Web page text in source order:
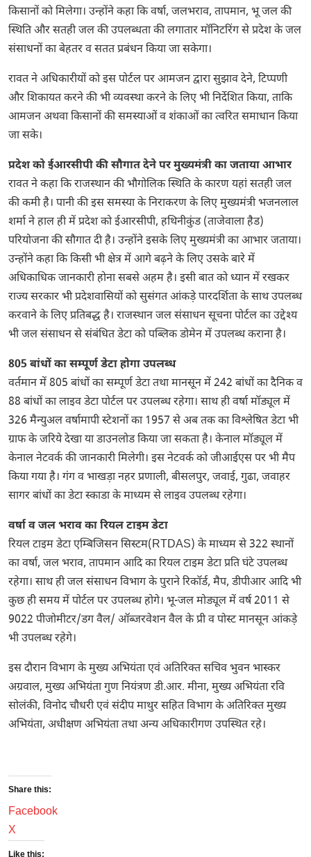
किसानों को मिलेगा। उन्होंने कहा कि वर्षा, जलभराव, तापमान, भू जल की
स्थिति और सतही जल की उपलब्धता की लगातार मॉनिटरिंग से प्रदेश के जल
संसाधनों का बेहतर व सतत प्रबंधन किया जा सकेगा।
रावत ने अधिकारीयों को इस पोर्टल पर आमजन द्वारा सुझाव देने, टिप्पणी
और शिकायत करने की भी व्यवस्था करने के लिए भी निर्देशित किया, ताकि
आमजन अथवा किसानों की समस्याओं व शंकाओं का त्वरित समाधान किया
जा सके।
प्रदेश को ईआरसीपी की सौगात देने पर मुख्यमंत्री का जताया आभार
रावत ने कहा कि राजस्थान की भौगोलिक स्थिति के कारण यहां सतही जल
की कमी है। पानी की इस समस्या के निराकरण के लिए मुख्यमंत्री भजनलाल
शर्मा ने हाल ही में प्रदेश को ईआरसीपी, हथिनीकुंड (ताजेवाला हैड)
परियोजना की सौगात दी है। उन्होंने इसके लिए मुख्यमंत्री का आभार जताया।
उन्होंने कहा कि किसी भी क्षेत्र में आगे बढ़ने के लिए उसके बारे में
अधिकाधिक जानकारी होना सबसे अहम है। इसी बात को ध्यान में रखकर
राज्य सरकार भी प्रदेशवासियों को सुसंगत आंकड़े पारदर्शिता के साथ उपलब्ध
करवाने के लिए प्रतिबद्ध है। राजस्थान जल संसाधन सूचना पोर्टल का उद्देश्य
भी जल संसाधन से संबंधित डेटा को पब्लिक डोमेन में उपलब्ध कराना है।
805 बांधों का सम्पूर्ण डेटा होगा उपलब्ध
वर्तमान में 805 बांधों का सम्पूर्ण डेटा तथा मानसून में 242 बांधों का दैनिक व
88 बांधों का लाइव डेटा पोर्टल पर उपलब्ध रहेगा। साथ ही वर्षा मॉड्यूल में
326 मैन्युअल वर्षामापी स्टेशनों का 1957 से अब तक का विश्लेषित डेटा भी
ग्राफ के जरिये देखा या डाउनलोड किया जा सकता है। केनाल मॉड्यूल में
केनाल नेटवर्क की जानकारी मिलेगी। इस नेटवर्क को जीआईएस पर भी मैप
किया गया है। गंग व भाखड़ा नहर प्रणाली, बीसलपुर, जवाई, गुढा, जवाहर
सागर बांधों का डेटा स्काडा के माध्यम से लाइव उपलब्ध रहेगा।
वर्षा व जल भराव का रियल टाइम डेटा
रियल टाइम डेटा एम्बिजिसन सिस्टम(RTDAS) के माध्यम से 322 स्थानों
का वर्षा, जल भराव, तापमान आदि का रियल टाइम डेटा प्रति घंटे उपलब्ध
रहेगा। साथ ही जल संसाधन विभाग के पुराने रिकॉर्ड, मैप, डीपीआर आदि भी
कुछ ही समय में पोर्टल पर उपलब्ध होगे। भू-जल मोड्यूल में वर्ष 2011 से
9022 पीजोमीटर/डग वैल/ ऑब्जरवेशन वैल के प्री व पोस्ट मानसून आंकड़े
भी उपलब्ध रहेगे।
इस दौरान विभाग के मुख्य अभियंता एवं अतिरिक्त सचिव भुवन भास्कर
अग्रवाल, मुख्य अभियंता गुण नियंत्रण डी.आर. मीना, मुख्य अभियंता रवि
सोलंकी, विनोद चौधरी एवं संदीप माथुर सहित विभाग के अतिरिक्त मुख्य
अभियंता, अधीक्षण अभियंता तथा अन्य अधिकारीगण उपस्थित रहे।
Share this:
Facebook
X
Like this: